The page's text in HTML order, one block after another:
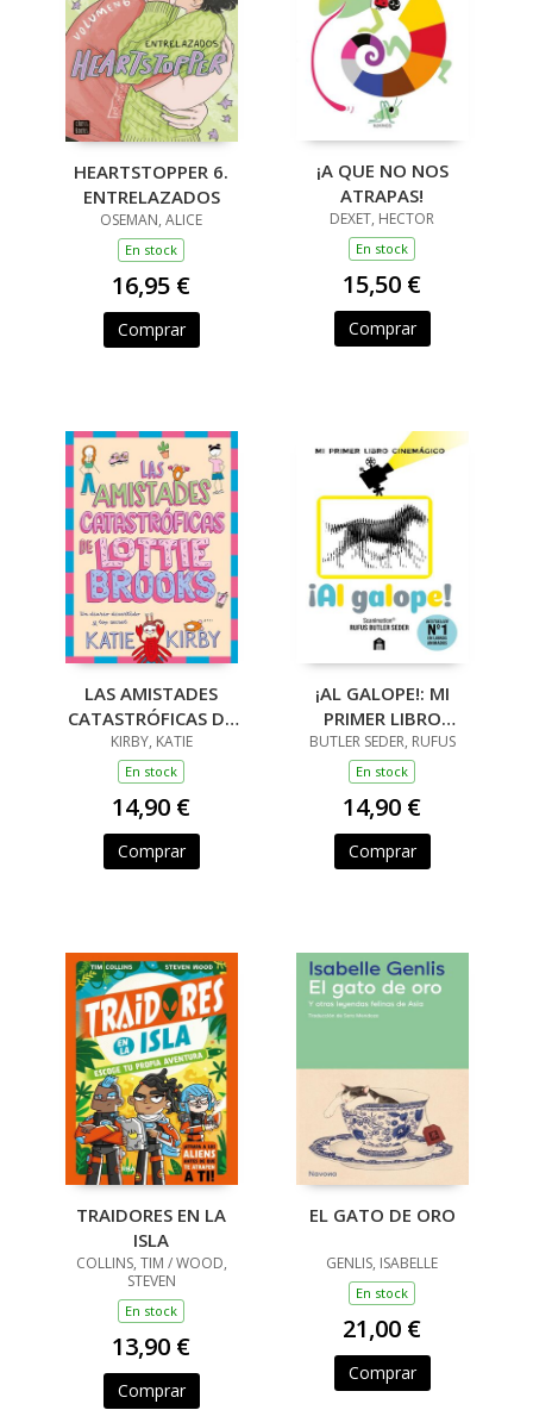
HEARTSTOPPER 6.
ENTRELAZADOS
OSEMAN, ALICE
En stock
16,95 €
Comprar
¡A QUE NO NOS
ATRAPAS!
DEXET, HECTOR
En stock
15,50 €
Comprar
LAS AMISTADES
CATASTRÓFICAS DE
LOTTIE BROOKS
KIRBY, KATIE
En stock
14,90 €
Comprar
¡AL GALOPE!: MI
PRIMER LIBRO
CINEMÁGICO
BUTLER SEDER, RUFUS
En stock
14,90 €
Comprar
TRAIDORES EN LA
ISLA
COLLINS, TIM / WOOD,
STEVEN
En stock
13,90 €
Comprar
EL GATO DE ORO
GENLIS, ISABELLE
En stock
21,00 €
Comprar